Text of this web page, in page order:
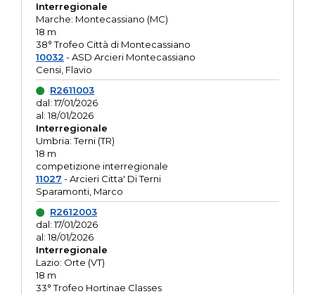
Interregionale
Marche: Montecassiano (MC)
18 m
38° Trofeo Città di Montecassiano
10032 - ASD Arcieri Montecassiano
Censi, Flavio
R2611003
dal: 17/01/2026
al: 18/01/2026
Interregionale
Umbria: Terni (TR)
18 m
competizione interregionale
11027 - Arcieri Citta' Di Terni
Sparamonti, Marco
R2612003
dal: 17/01/2026
al: 18/01/2026
Interregionale
Lazio: Orte (VT)
18 m
33° Trofeo Hortinae Classes